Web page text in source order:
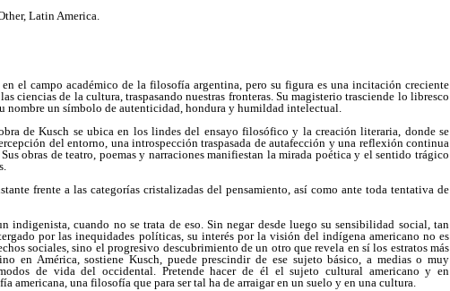
Latin America.
el campo académico de la filosofía argentina, pero su figura es una incitación creciente
ciencias de la cultura, traspasando nuestras fronteras. Su magisterio trasciende lo libresco
nombre un símbolo de autenticidad, hondura y humildad intelectual.
de Kusch se ubica en los lindes del ensayo filosófico y la creación literaria, donde se
del entorno, una introspección traspasada de autafección y una reflexión continua
obras de teatro, poemas y narraciones manifiestan la mirada poética y el sentido trágico
frente a las categorías cristalizadas del pensamiento, así como ante toda tentativa de
indigenista, cuando no se trata de eso. Sin negar desde luego su sensibilidad social, tan
por las inequidades políticas, su interés por la visión del indígena americano no es
sociales, sino el progresivo descubrimiento de un otro que revela en sí los estratos más
en América, sostiene Kusch, puede prescindir de ese sujeto básico, a medias o muy
de vida del occidental. Pretende hacer de él el sujeto cultural americano y en
americana, una filosofía que para ser tal ha de arraigar en un suelo y en una cultura.